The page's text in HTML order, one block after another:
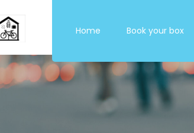
Home Book your box